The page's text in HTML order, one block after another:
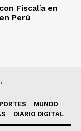
Fiscalía en
Perú
MUNDO
DIARIO DIGITAL